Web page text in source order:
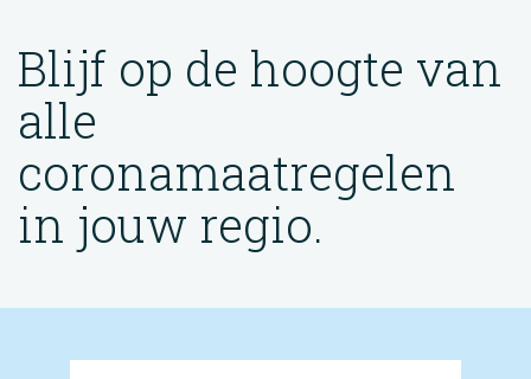
Blijf op de hoogte van
alle
coronamaatregelen
in jouw regio.